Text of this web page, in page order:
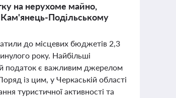
на нерухоме майно,
Кам'янець-Подільському
до місцевих бюджетів 2,3
року. Найбільші
податок є важливим джерелом
із цим, у Черкаській області
туристичної активності та